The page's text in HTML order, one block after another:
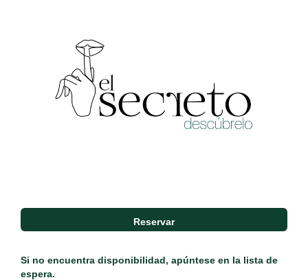
Si no encuentra disponibilidad, apúntese en la lista de
espera.